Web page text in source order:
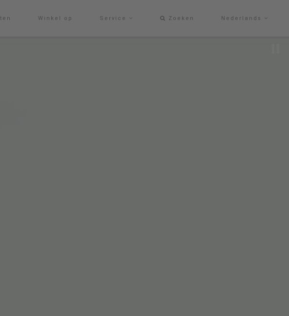
Winkel op Service Zoeken Nederlands